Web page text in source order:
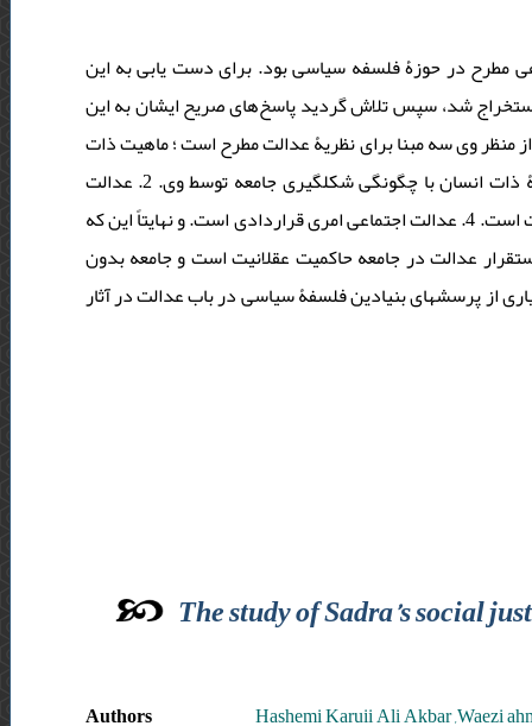
مطرح در حوزۀ فلسفه سیاسی بود. برای دست یابی به این
شد، سپس تلاش گردید پاسخ‌های صریح ایشان به این
استنطاق شود. بر این اساس یافته‌های پژوهش حاکی از آن بود که: 1. از منظر وی سه مبنا برای نظریۀ عدالت مطرح است ؛ ماهیت ذات
بشر، چگونگی رابطۀ انسان‎ها با یکدیگر در وضعیت فرضی پیشااجتماع و رابطۀ ذات انسان با چگونگی شکل‎گیری جامعه توسط وی. 2. عدالت
هدف غایی و فضیلت حقیقی نیست. 3. شریعت منبع دست‎یابی به محتوای عدالت است. 4. عدالت اجتماعی امری قراردادی است. و نهایتاً این که
عدالت در جامعه حاکمیت عقلانیت است و جامعه بدون
عدالت بستری مناسب برای زندگی سعادت‌مندانه نیست. نکته مهم آن که بسیاری از پرسش‎های بنیادین فلسفۀ سیاسی در باب عدالت‎ در آثار
The study of Sadra’s social
Authors
Hashemi Karuii Ali Akbar ,Waezi